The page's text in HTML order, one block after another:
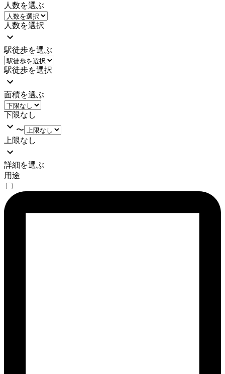
人数を選ぶ
人数を選択
駅徒歩を選ぶ
駅徒歩を選択
面積を選ぶ
下限なし
〜
上限なし
詳細を選ぶ
用途